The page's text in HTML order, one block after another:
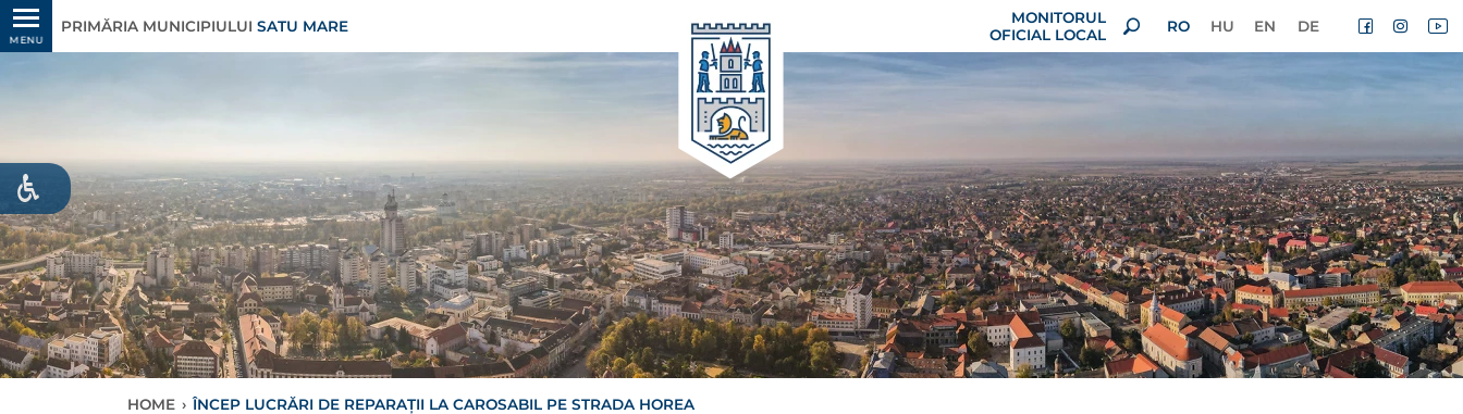
MENU
PRIMĂRIA MUNICIPIULUI SATU MARE
MONITORUL
OFICIAL LOCAL
RO HU EN DE
HOME › ÎNCEP LUCRĂRI DE REPARAȚII LA CAROSABIL PE STRADA HOREA